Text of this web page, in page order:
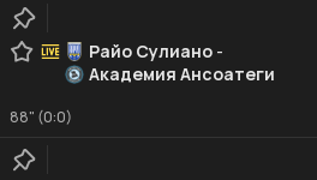
Райо Сулиано -
Академия Ансоатеги
88" (0:0)